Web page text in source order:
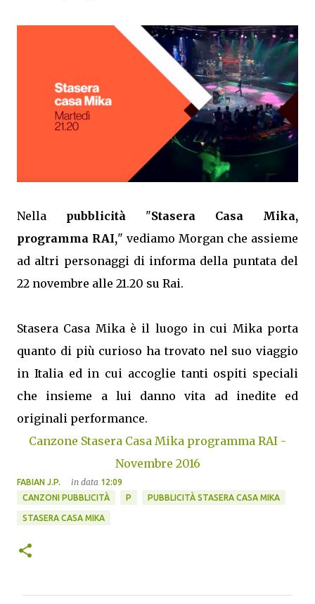
Nella pubblicità "Stasera Casa Mika,
programma RAI," vediamo Morgan che assieme
ad altri personaggi di informa della puntata del
22 novembre alle 21.20 su Rai.
Stasera Casa Mika è il luogo in cui Mika porta
quanto di più curioso ha trovato nel suo viaggio
in Italia ed in cui accoglie tanti ospiti speciali
che insieme a lui danno vita ad inedite ed
originali performance.
Canzone Stasera Casa Mika programma RAI -
Novembre 2016
FABIAN J.P. in data 12:09
CANZONI PUBBLICITÀ
P PUBBLICITÀ STASERA CASA MIKA
STASERA CASA MIKA